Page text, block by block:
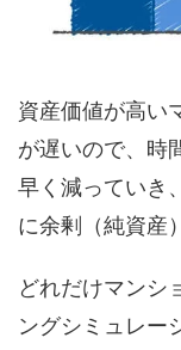
資産価値が高い
が遅いので、時
早く減っていき
に余剰（純資産
どれだけマンシ
ングシミュレー